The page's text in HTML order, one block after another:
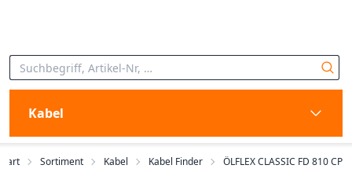
Kabel
Sortiment Kabel Kabel Finder ÖLFLEX CLASSIC FD 810 CP